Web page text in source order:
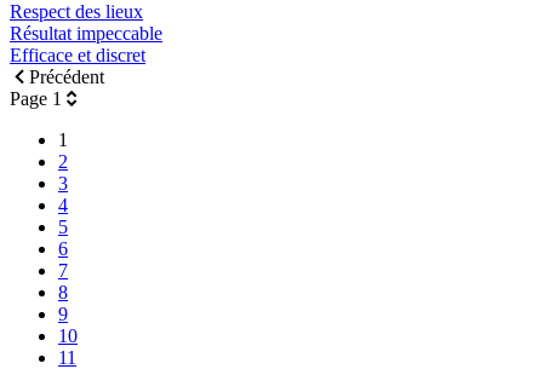
Respect des lieux
Résultat impeccable
Efficace et discret
Précédent
Page 1
1
2
3
4
5
6
7
8
9
10
11